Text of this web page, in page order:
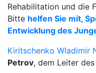
Rehabilitation und die
Bitte helfen Sie mit,
Entwicklung des
Kiritschenko Wladimir
Petrov, dem Leiter